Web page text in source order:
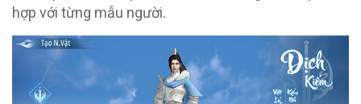
hợp với từng mẫu người.